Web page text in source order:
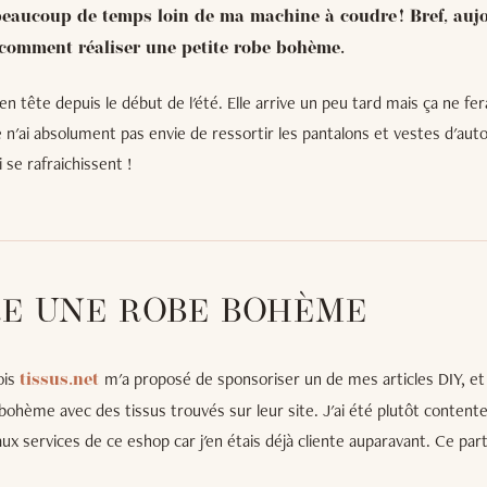
de temps loin de ma machine à coudre ! Bref,
réaliser une petite robe bohème.
tête depuis le début de l'été. Elle arrive un peu tard mais ça ne
n'ai absolument pas envie de ressortir les pantalons et vestes
rafraichissent !
UNE ROBE BOHÈME
tissus.net m'a proposé de sponsoriser un de mes articles DIY,
avec des tissus trouvés sur leur site. J'ai été plutôt
services de ce eshop car j'en étais déjà cliente auparavant. Ce